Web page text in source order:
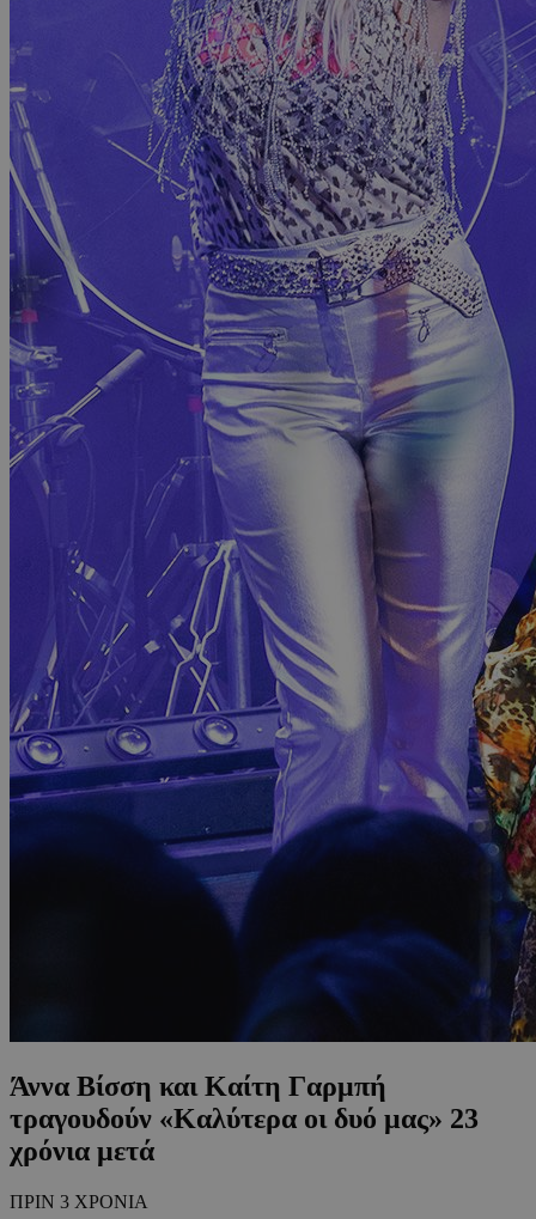
Άννα Βίσση και Καίτη Γαρμπή
τραγουδούν «Καλύτερα οι δυό μας» 23
χρόνια μετά
ΠΡΙΝ 3 ΧΡΟΝΙΑ